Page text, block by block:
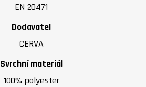
EN 20471
Dodavatel
CERVA
Svrchní materiál
100% polyester